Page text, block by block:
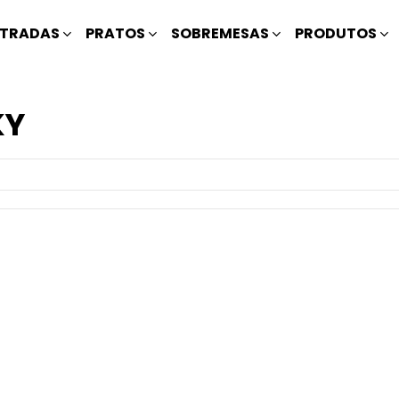
PRATOS SOBREMESAS PRODUTOS